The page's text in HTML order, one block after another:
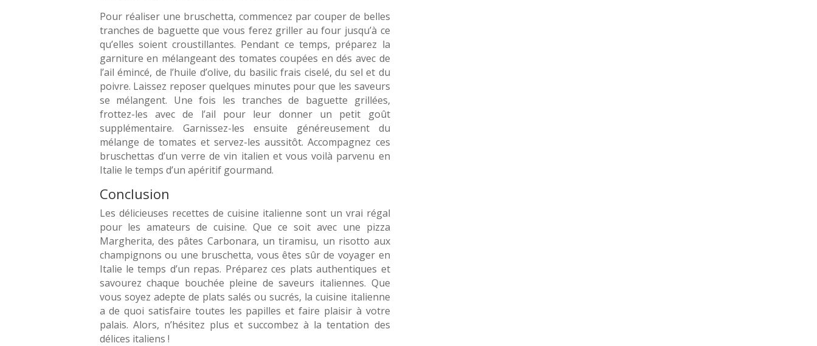
Pour réaliser une bruschetta, commencez par couper de belles
tranches de baguette que vous ferez griller au four jusqu’à ce
qu’elles soient croustillantes. Pendant ce temps, préparez la
garniture en mélangeant des tomates coupées en dés avec de
l’ail émincé, de l’huile d’olive, du basilic frais ciselé, du sel et du
poivre. Laissez reposer quelques minutes pour que les saveurs
se mélangent. Une fois les tranches de baguette grillées,
frottez-les avec de l’ail pour leur donner un petit goût
supplémentaire. Garnissez-les ensuite généreusement du
mélange de tomates et servez-les aussitôt. Accompagnez ces
bruschettas d’un verre de vin italien et vous voilà parvenu en
Italie le temps d’un apéritif gourmand.
Conclusion
Les délicieuses recettes de cuisine italienne sont un vrai régal
pour les amateurs de cuisine. Que ce soit avec une pizza
Margherita, des pâtes Carbonara, un tiramisu, un risotto aux
champignons ou une bruschetta, vous êtes sûr de voyager en
Italie le temps d’un repas. Préparez ces plats authentiques et
savourez chaque bouchée pleine de saveurs italiennes. Que
vous soyez adepte de plats salés ou sucrés, la cuisine italienne
a de quoi satisfaire toutes les papilles et faire plaisir à votre
palais. Alors, n’hésitez plus et succombez à la tentation des
délices italiens !